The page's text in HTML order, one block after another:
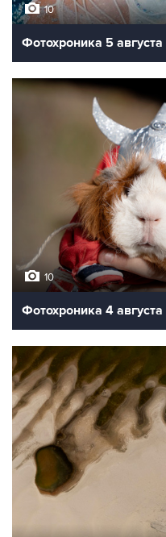
10
Фотохроника 5 августа
10
Фотохроника 4 августа